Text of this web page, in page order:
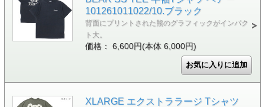
101261011022/10.ブラック
背面にプリントされた熊のグラフィックがインパク
ト大。
価格： 6,600円(本体 6,000円)
XLARGE エクストララージ Tシャツ